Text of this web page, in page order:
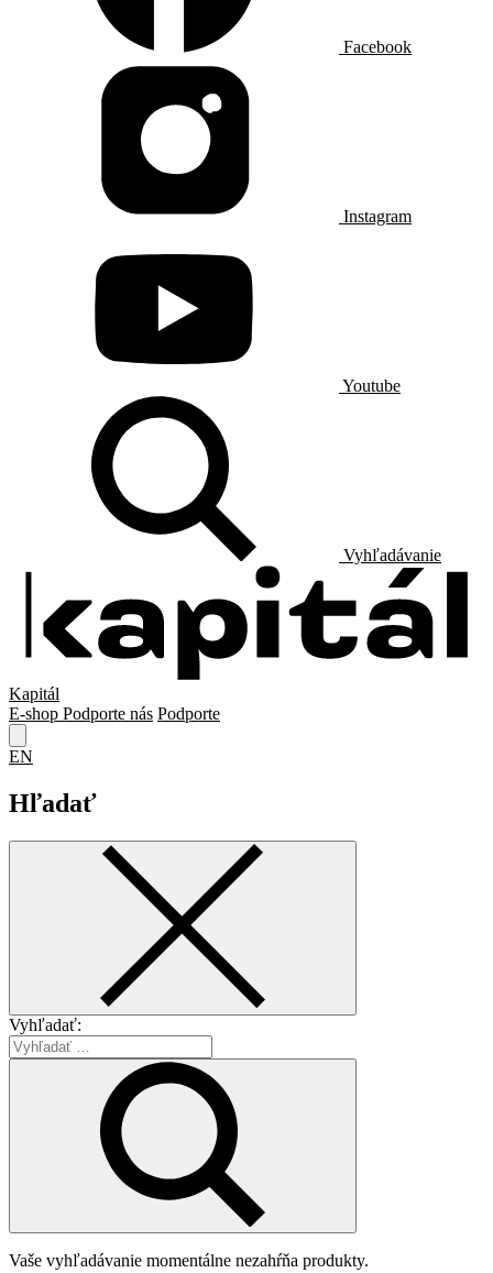
Facebook
Instagram
Youtube
Vyhľadávanie
Kapitál
E-shop Podporte nás Podporte
EN
Hľadať
Vyhľadať:
Vaše vyhľadávanie momentálne nezahŕňa produkty.